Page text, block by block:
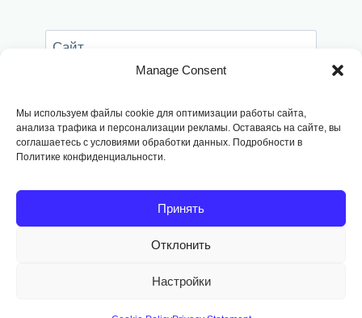
Manage Consent
Мы используем файлы cookie для оптимизации работы сайта,
анализа трафика и персонализации рекламы. Оставаясь на сайте, вы
соглашаетесь с условиями обработки данных. Подробности в
Политике конфиденциальности.
Принять
Отклонить
Настройки
Сайт
этом браузере для последующих моих
комментариев.